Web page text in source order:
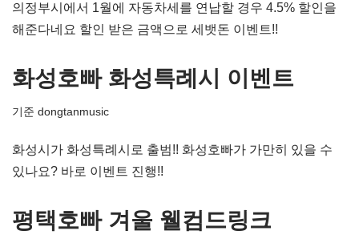
의정부시에서 1월에 자동차세를 연납할 경우 4.5% 할인을
해준다네요 할인 받은 금액으로 세뱃돈 이벤트!!
화성호빠 화성특례시 이벤트
기준 dongtanmusic
화성시가 화성특례시로 출범!! 화성호빠가 가만히 있을 수
있나요? 바로 이벤트 진행!!
평택호빠 겨울 웰컴드링크